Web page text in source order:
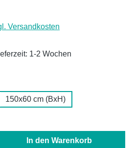
Versandkosten
1-2 Wochen
150x60 cm (BxH)
Gib den gewünschten
In den Warenkorb